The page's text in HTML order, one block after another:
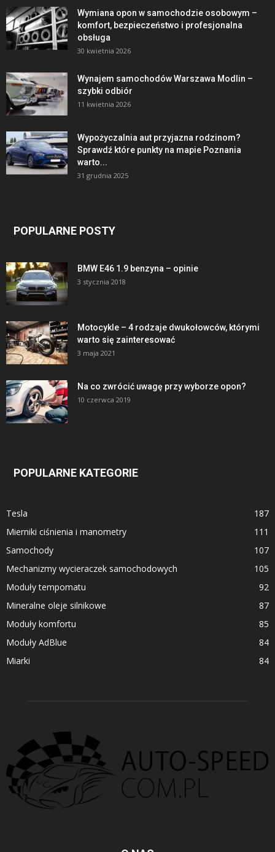
Wymiana opon w samochodzie osobowym –
komfort, bezpieczeństwo i profesjonalna
obsługa
30 kwietnia 2026
Wynajem samochodów Warszawa Modlin –
szybki odbiór
11 kwietnia 2026
Wypożyczalnia aut przyjazna rodzinom?
Sprawdź które punkty na mapie Poznania
warto...
31 grudnia 2025
POPULARNE POSTY
BMW E46 1.9 benzyna – opinie
3 stycznia 2018
Motocykle – 4 rodzaje dwukołowców, którymi
warto się zainteresować
3 maja 2021
Na co zwrócić uwagę przy wyborze opon?
10 czerwca 2019
POPULARNE KATEGORIE
Tesla
187
Mierniki ciśnienia i manometry
111
Samochody
107
Mechanizmy wycieraczek samochodowych
105
Moduły tempomatu
92
Mineralne oleje silnikowe
87
Moduły komfortu
85
Moduły AdBlue
84
Miarki
84